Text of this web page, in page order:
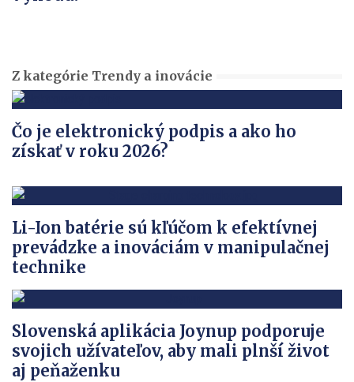
Z kategórie Trendy a inovácie
Čo je elektronický podpis a ako ho
získať v roku 2026?
Li-Ion batérie sú kľúčom k efektívnej
prevádzke a inováciám v manipulačnej
technike
Slovenská aplikácia Joynup podporuje
svojich užívateľov, aby mali plnší život
aj peňaženku